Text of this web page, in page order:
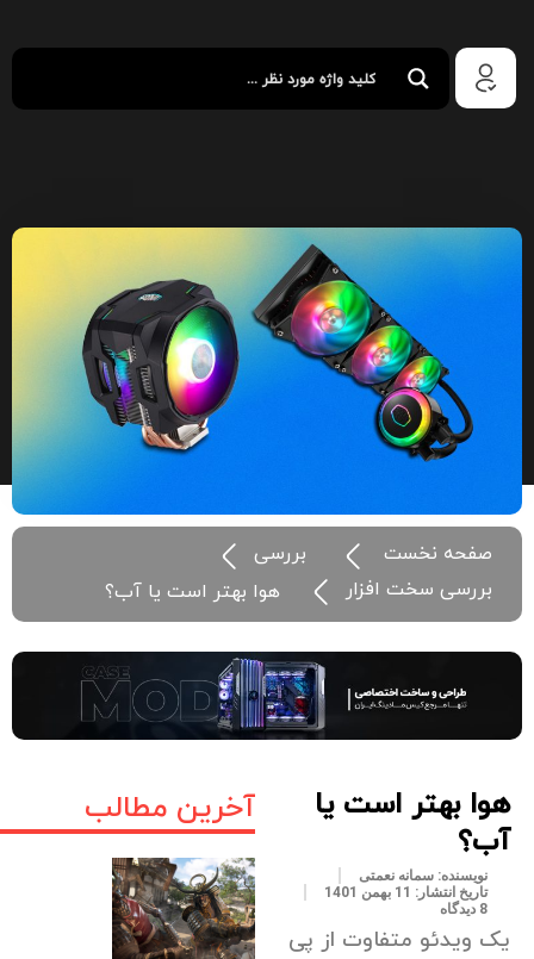
صفحه نخست
بررسی
بررسی سخت افزار
هوا بهتر است یا آب؟
آخرین مطالب
هوا بهتر است یا
آب؟
نویسنده: سمانه نعمتی
تاریخ انتشار: 11 بهمن 1401
8 دیدگاه
یک ویدئو متفاوت از پی